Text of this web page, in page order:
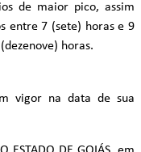
de maior pico, assim
entre 7 (sete) horas e 9
horas.
vigor na data de sua